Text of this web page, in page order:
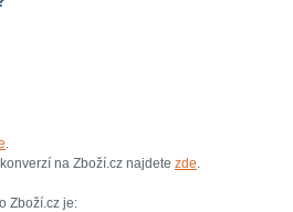
.
na Zboží.cz najdete zde.
Zboží.cz je: